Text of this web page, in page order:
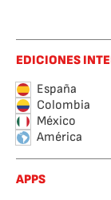
EDICIONES
España
Colombia
México
América
APPS